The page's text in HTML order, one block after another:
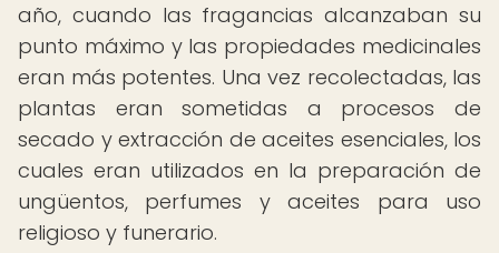
año, cuando las fragancias alcanzaban su
punto máximo y las propiedades medicinales
eran más potentes. Una vez recolectadas, las
plantas eran sometidas a procesos de
secado y extracción de aceites esenciales, los
cuales eran utilizados en la preparación de
ungüentos, perfumes y aceites para uso
religioso y funerario.